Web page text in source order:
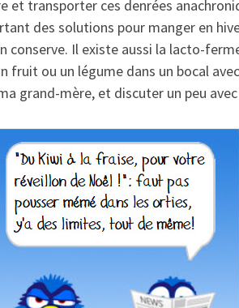
et transporter ces denrées
des solutions pour manger en
conserve. Il existe aussi la lacto-
fruit ou un légume dans un bocal
grand-mère, et discuter un peu